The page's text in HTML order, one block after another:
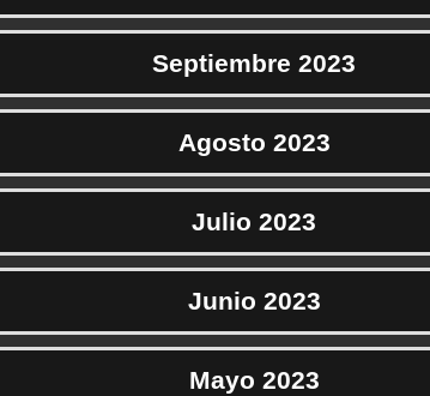
Septiembre 2023
Agosto 2023
Julio 2023
Junio 2023
Mayo 2023